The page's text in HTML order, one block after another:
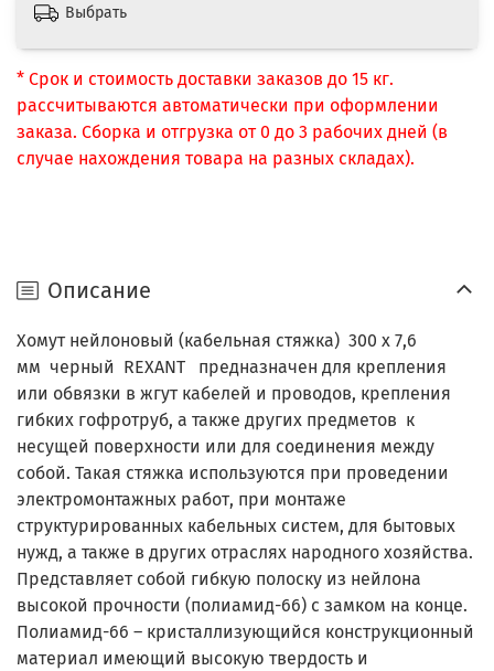
Выбрать
* Срок и стоимость доставки заказов до 15 кг.
рассчитываются автоматически при оформлении
заказа. Сборка и отгрузка от 0 до 3 рабочих дней (в
случае нахождения товара на разных складах).
Описание
Хомут нейлоновый (кабельная стяжка) 300 х 7,6
мм черный REXANT предназначен для крепления
или обвязки в жгут кабелей и проводов, крепления
гибких гофротруб, а также других предметов к
несущей поверхности или для соединения между
собой. Такая стяжка используются при проведении
электромонтажных работ, при монтаже
структурированных кабельных систем, для бытовых
нужд, а также в других отраслях народного хозяйства.
Представляет собой гибкую полоску из нейлона
высокой прочности (полиамид-66) с замком на конце.
Полиамид-66 – кристаллизующийся конструкционный
материал имеющий высокую твердость и